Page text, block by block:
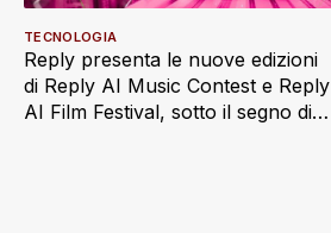
Reply presenta le nuove edizioni
di Reply AI Music Contest e Reply
AI Film Festival, sotto il segno di
TECNOLOGIA